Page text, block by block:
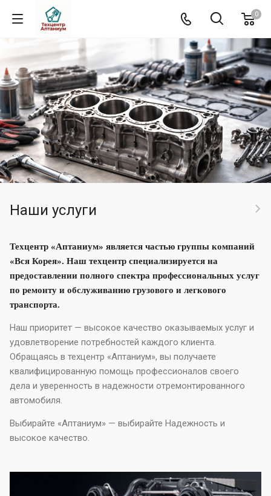
0
Наши услуги
Техцентр «Аптаниум» является частью группы компаний
«Вся Корея». Наш техцентр специализируется на
предоставлении полного спектра профессиональных услуг
по ремонту и обслуживанию грузового и легкового
транспорта.
Наш приоритет — высокое качество оказываемых услуг и
удовлетворение потребностей каждого клиента.
Обращаясь в техцентр «Аптаниум», вы получаете
квалифицированную помощь профессионалов своего
дела и уверенность в надежности отремонтированного
автомобиля.
Выбирайте «Аптаниум» — выбирайте Надежность и
высокое качество.